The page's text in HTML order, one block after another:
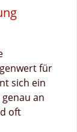
für
sich ein
an
oft